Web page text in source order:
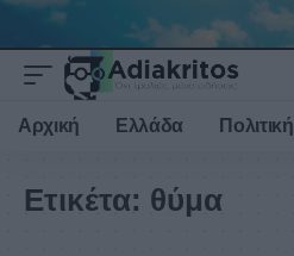
Αρχική Ελλάδα Πολιτική
Ετικέτα: θύμα